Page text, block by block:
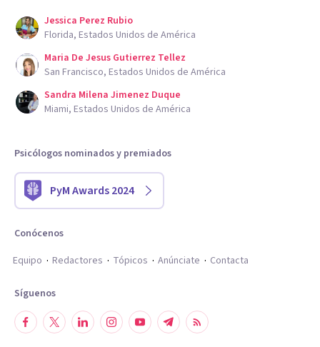
Jessica Perez Rubio
Florida, Estados Unidos de América
Maria De Jesus Gutierrez Tellez
San Francisco, Estados Unidos de América
Sandra Milena Jimenez Duque
Miami, Estados Unidos de América
Psicólogos nominados y premiados
PyM Awards 2024
Conócenos
Equipo
Redactores Tópicos Anúnciate Contacta
Síguenos